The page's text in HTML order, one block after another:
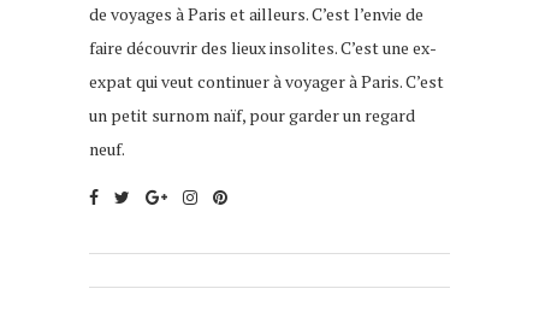
de voyages à Paris et ailleurs. C’est l’envie de
faire découvrir des lieux insolites. C’est une ex-
expat qui veut continuer à voyager à Paris. C’est
un petit surnom naïf, pour garder un regard
neuf.